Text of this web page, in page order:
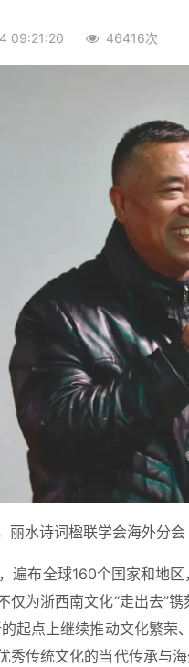
09:21:20 46416次
丽水诗词楹联学会海外分会
遍布全球160个国家和地
仅为浙西南文化“走出去”
起点上继续推动文化繁
秀传统文化的当代传承与